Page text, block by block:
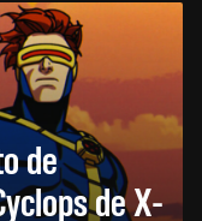
de
de X-